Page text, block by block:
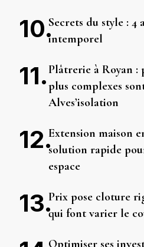
Secrets du style : 4
intemporel
Plâtrerie à Royan :
plus complexes
Alves’isolation
Extension maison
solution rapide
espace
Prix pose cloture
qui font varier le